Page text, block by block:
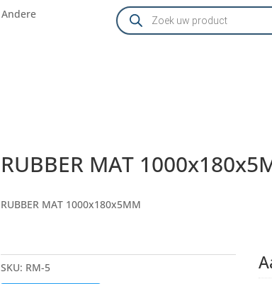
Andere Producten
zoeken
RUBBER MAT
RUBBER MAT 1000x180x5MM
SKU: RM-5